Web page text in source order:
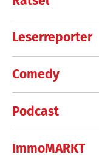
Leserreporter
Comedy
Podcast
ImmoMARKT